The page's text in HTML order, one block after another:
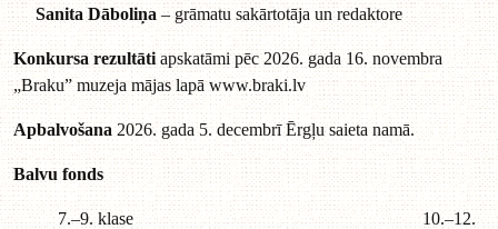
Sanita Dāboliņa– grāmatu sakārtotāja un redaktore
Konkursa rezultātiapskatāmi pēc 2026. gada 16. novembra
„Braku” muzeja mājas lapāwww.braki.lv
Apbalvošana2026. gada 5. decembrī Ērgļu saieta namā.
Balvu fonds
7.–9. klase 10.–12.